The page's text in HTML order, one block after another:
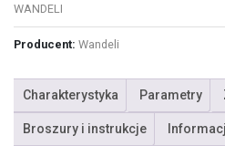
WANDELI
Producent: Wandeli
Charakterystyka Parametry
Broszury i instrukcje